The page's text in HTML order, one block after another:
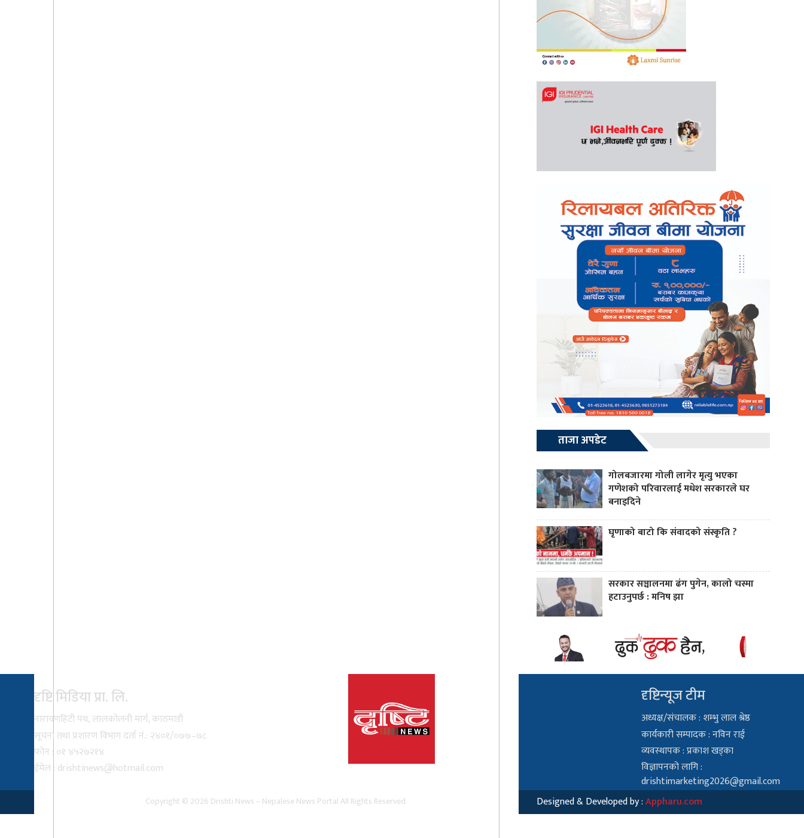
ताजा अपडेट
गोलबजारमा गोली लागेर मृत्यु भएका
गणेशको परिवारलाई मधेश सरकारले घर
बनाइदिने
घृणाको बाटो कि संवादको संस्कृति ?
सरकार सञ्चालनमा ढंग पुगेन, कालो चस्मा
हटाउनुपर्छ : मनिष झा
दृष्टि मिडिया प्रा. लि.
नारायणहिटी पथ, लालकोलनी मार्ग, काठमाडौं
सूचना तथा प्रशारण विभाग दर्ता नं.: २४०१/०७७–७८
फोन : ०१ ४५२७२१४
ईमेल : drishtinews@hotmail.com
दृष्टिन्यूज टीम
अध्यक्ष/संचालक : शम्भु लाल श्रेष्ठ
कार्यकारी सम्पादक : नविन राई
व्यवस्थापक : प्रकाश खड्का
विज्ञापनको लागि :
drishtimarketing2026@gmail.com
Copyright © 2026 Drishti News – Nepalese News Portal All Rights Reserved. Designed & Developed by :Appharu.com